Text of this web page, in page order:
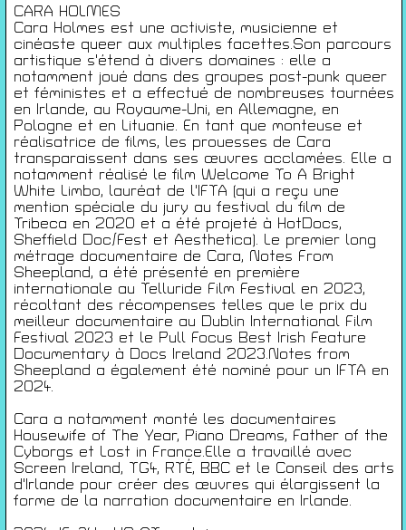
CARA HOLMES
Cara Holmes est une activiste, musicienne et
cinéaste queer aux multiples facettes.Son parcours
artistique s'étend à divers domaines : elle a
notamment joué dans des groupes post-punk queer
et féministes et a effectué de nombreuses tournées
en Irlande, au Royaume-Uni, en Allemagne, en
Pologne et en Lituanie. En tant que monteuse et
réalisatrice de films, les prouesses de Cara
transparaissent dans ses œuvres acclamées. Elle a
notamment réalisé le film Welcome To A Bright
White Limbo, lauréat de l'IFTA (qui a reçu une
mention spéciale du jury au festival du film de
Tribeca en 2020 et a été projeté à HotDocs,
Sheffield Doc/Fest et Aesthetica). Le premier long
métrage documentaire de Cara, Notes From
Sheepland, a été présenté en première
internationale au Telluride Film Festival en 2023,
récoltant des récompenses telles que le prix du
meilleur documentaire au Dublin International Film
Festival 2023 et le Pull Focus Best Irish Feature
Documentary à Docs Ireland 2023.Notes from
Sheepland a également été nominé pour un IFTA en
2024.
Cara a notamment monté les documentaires
Housewife of The Year, Piano Dreams, Father of the
Cyborgs et Lost in France.Elle a travaillé avec
Screen Ireland, TG4, RTÉ, BBC et le Conseil des arts
d'Irlande pour créer des œuvres qui élargissent la
forme de la narration documentaire en Irlande.
Carte de membres
S'inscrire à la Newsletter
Mentions légales
Politique de confidentialité
Conditions générales de ventes
Gérer les cookies
Conférences
Films
Rencontres
Architecture + Film
Expositions
Artists Print
Voyages
Activités scolaires
Saisons Précédentes
PALAIS DES BEAUX-ARTS
23 RUE RAVENSTEIN — 1000 BXL
T 02 507 82 25 —INFO@JAP.BE
WWW.JAP.BE
Avec l’aide de la Fédération Wallonie-Bruxelles :
Service généralde la création artistique – direction des arts plastiques
de la culture de la ville de Bruxelles ; de urban brussels ;du Palais des